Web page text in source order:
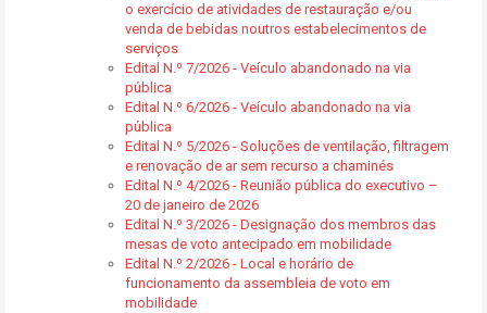
o exercício de atividades de restauração e/ou
venda de bebidas noutros estabelecimentos de
serviços
Edital N.º 7/2026 - Veículo abandonado na via
pública
Edital N.º 6/2026 - Veículo abandonado na via
pública
Edital N.º 5/2026 - Soluções de ventilação, filtragem
e renovação de ar sem recurso a chaminés
Edital N.º 4/2026 - Reunião pública do executivo –
20 de janeiro de 2026
Edital N.º 3/2026 - Designação dos membros das
mesas de voto antecipado em mobilidade
Edital N.º 2/2026 - Local e horário de
funcionamento da assembleia de voto em
mobilidade